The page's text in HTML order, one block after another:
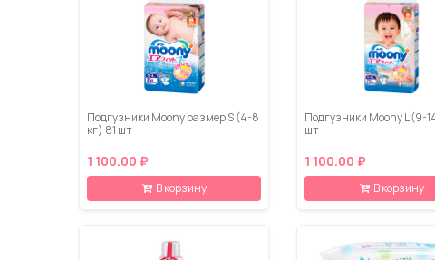
Подгузники Moony размер S (4-8
кг) 81 шт
1 100.00 ₽
В корзину
Подгузники Moony L (9-
шт
1 100.00 ₽
В корзину